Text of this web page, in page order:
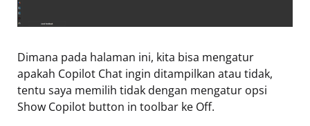
Dimana pada halaman ini, kita bisa mengatur
apakah Copilot Chat ingin ditampilkan atau tidak,
tentu saya memilih tidak dengan mengatur opsi
Show Copilot button in toolbar ke Off.